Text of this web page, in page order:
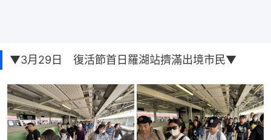
▼3月29日 復活節首日羅湖站擠滿出境市民▼